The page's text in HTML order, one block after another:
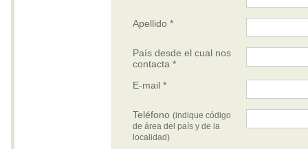
Apellido *
País desde el cual nos
contacta *
E-mail *
Teléfono (indique código
de área del país y de la
localidad)